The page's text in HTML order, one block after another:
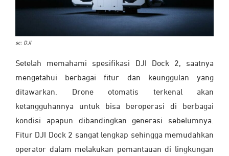
sc: DJI
Setelah memahami spesifikasi DJI Dock 2, saatnya
mengetahui berbagai fitur dan keunggulan yang
ditawarkan. Drone otomatis terkenal akan
ketangguhannya untuk bisa beroperasi di berbagai
kondisi apapun dibandingkan generasi sebelumnya.
Fitur DJI Dock 2 sangat lengkap sehingga memudahkan
operator dalam melakukan pemantauan di lingkungan